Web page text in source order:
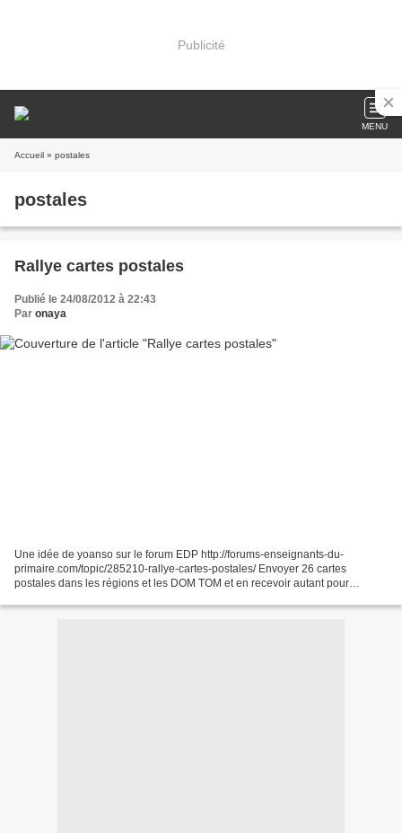
Publicité
MENU
Accueil » postales
postales
Rallye cartes postales
Publié le 24/08/2012 à 22:43
Par onaya
Une idée de yoanso sur le forum EDP http://forums-enseignants-du-
primaire.com/topic/285210-rallye-cartes-postales/ Envoyer 26 cartes
postales dans les régions et les DOM TOM et en recevoir autant pour